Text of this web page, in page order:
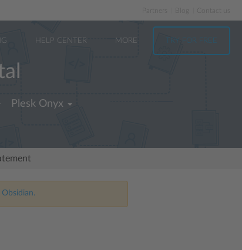
Partners
HELP CENTER MORE TRY FOR FREE
Plesk Onyx